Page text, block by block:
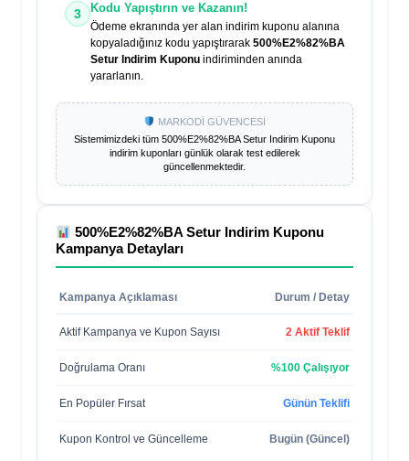
3 Kodu Yapıştırın ve Kazanın!
Ödeme ekranında yer alan indirim kuponu alanına
kopyaladığınız kodu yapıştırarak 500%E2%82%BA
Setur Indirim Kuponu indiriminden anında
yararlanın.
MARKODİ GÜVENCESİ
Sistemimizdeki tüm 500%E2%82%BA Setur Indirim Kuponu
indirim kuponları günlük olarak test edilerek
güncellenmektedir.
500%E2%82%BA Setur Indirim Kuponu
Kampanya Detayları
Kampanya Açıklaması Durum / Detay
Aktif Kampanya ve Kupon Sayısı 2 Aktif Teklif
Doğrulama Oranı %100 Çalışıyor
En Popüler Fırsat Günün Teklifi
Kupon Kontrol ve Güncelleme Bugün (Güncel)